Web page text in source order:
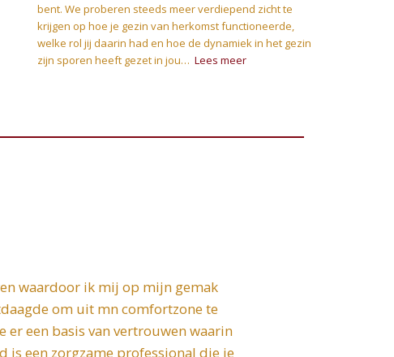
bent. We proberen steeds meer verdiepend zicht te
krijgen op hoe je gezin van herkomst functioneerde,
welke rol jij daarin had en hoe de dynamiek in het gezin
zijn sporen heeft gezet in jou… Lees meer
waardoor ik mij op mijn gemak
om uit mn comfortzone te
een basis van vertrouwen waarin
is een zorgzame professional die je